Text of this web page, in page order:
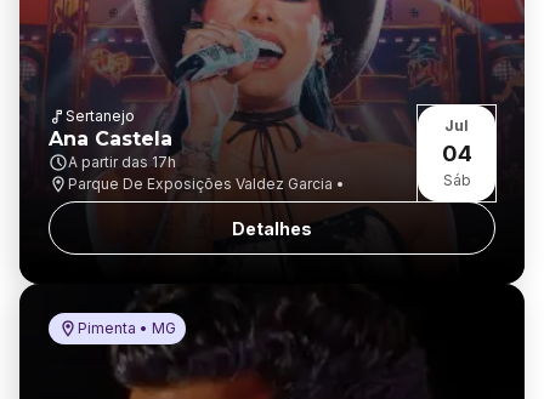
Sertanejo
Ana Castela
A partir das 17h
Parque De Exposições Valdez Garcia •
Jul
04
Sáb
Detalhes
Pimenta • MG